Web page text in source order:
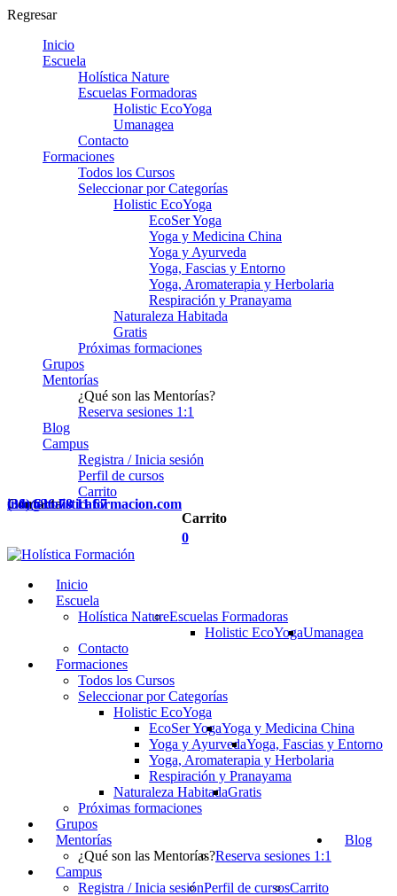
Regresar
Inicio
Escuela
Holística Nature
Escuelas Formadoras
Holistic EcoYoga
Umanagea
Contacto
Formaciones
Todos los Cursos
Seleccionar por Categorías
Holistic EcoYoga
EcoSer Yoga
Yoga y Medicina China
Yoga y Ayurveda
Yoga, Fascias y Entorno
Yoga, Aromaterapia y Herbolaria
Respiración y Pranayama
Naturaleza Habitada
Gratis
Próximas formaciones
Grupos
Mentorías
¿Qué son las Mentorías?
Reserva sesiones 1:1
Blog
Campus
Registra / Inicia sesión
Perfil de cursos
Carrito
Contacta
(34) 636 78 11 67
info@holisticaformacion.com
Carrito
0
Inicio
Escuela
Holística NatureEscuelas Formadoras
Holistic EcoYogaUmanagea
Contacto
Formaciones
Todos los Cursos
Seleccionar por Categorías
Holistic EcoYoga
EcoSer YogaYoga y Medicina China
Yoga y AyurvedaYoga, Fascias y Entorno
Yoga, Aromaterapia y Herbolaria
Respiración y Pranayama
Naturaleza HabitadaGratis
Próximas formaciones
Grupos
Mentorías
¿Qué son las Mentorías?Reserva sesiones 1:1
Blog
Campus
Registra / Inicia sesiónPerfil de cursosCarrito